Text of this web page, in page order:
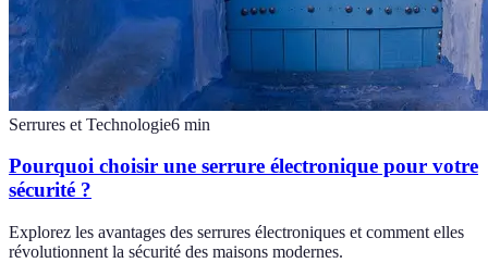
Serrures et Technologie6 min
Pourquoi choisir une serrure électronique pour votre
sécurité ?
Explorez les avantages des serrures électroniques et comment elles
révolutionnent la sécurité des maisons modernes.